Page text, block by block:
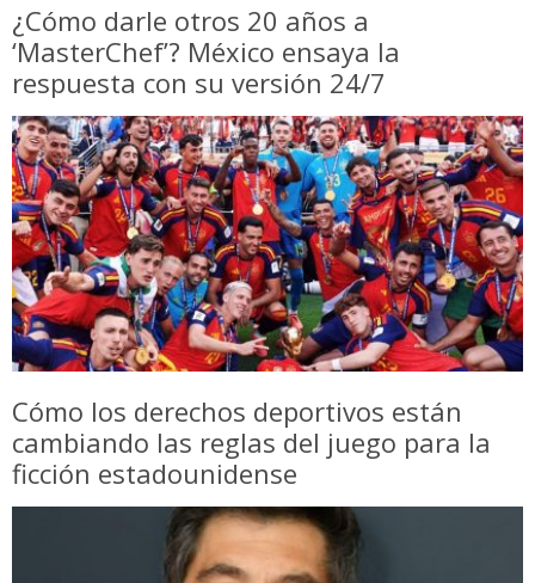
¿Cómo darle otros 20 años a
‘MasterChef’? México ensaya la
respuesta con su versión 24/7
Cómo los derechos deportivos están
cambiando las reglas del juego para la
ficción estadounidense